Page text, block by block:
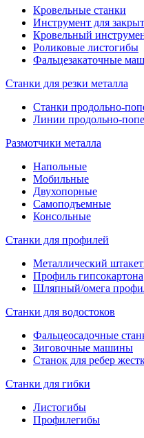
Кровельные станки
Инструмент для
Кровельный
Роликовые листогибы
Фальцезакаточные
Станки для резки металла
Станки продольно-
Линии продольно-
Размотчики металла
Напольные
Мобильные
Двухопорные
Самоподъемные
Консольные
Станки для профилей
Металлический
Профиль гипсокартона
Шляпный/омега
Станки для водостоков
Фальцеосадочные
Зиговочные машины
Станок для ребер
Станки для гибки
Листогибы
Профилегибы